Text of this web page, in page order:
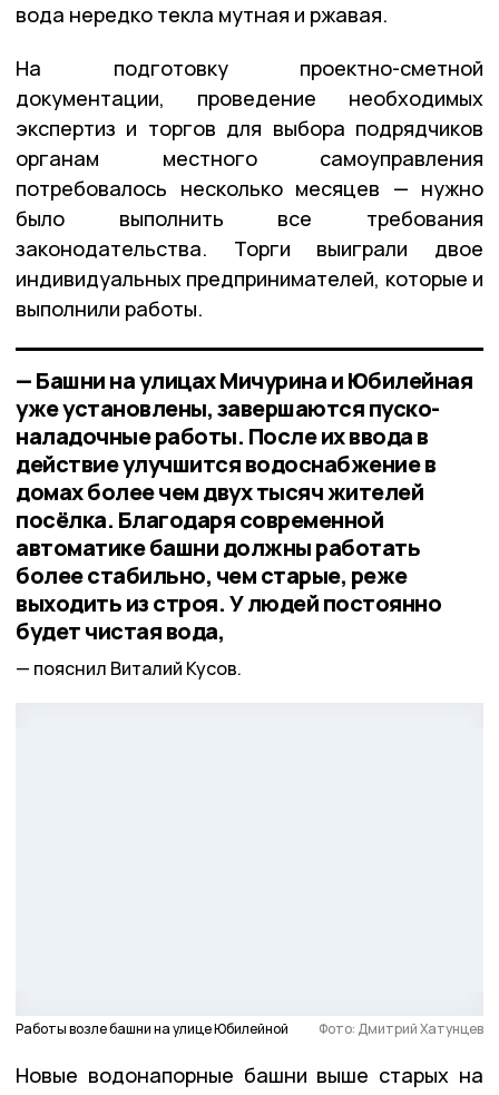
вода нередко текла мутная и ржавая.
На подготовку проектно-сметной
документации, проведение необходимых
экспертиз и торгов для выбора подрядчиков
органам местного самоуправления
потребовалось несколько месяцев — нужно
было выполнить все требования
законодательства. Торги выиграли двое
индивидуальных предпринимателей, которые и
выполнили работы.
— Башни на улицах Мичурина и Юбилейная
уже установлены, завершаются пуско-
наладочные работы. После их ввода в
действие улучшится водоснабжение в
домах более чем двух тысяч жителей
посёлка. Благодаря современной
автоматике башни должны работать
более стабильно, чем старые, реже
выходить из строя. У людей постоянно
будет чистая вода,
пояснил Виталий Кусов.
Работы возле башни на улице Юбилейной Фото: Дмитрий Хатунцев
Новые водонапорные башни выше старых на